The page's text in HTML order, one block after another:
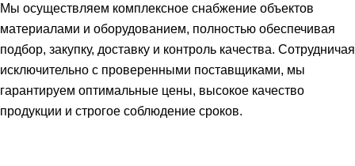
Мы осуществляем комплексное снабжение объектов
материалами и оборудованием, полностью обеспечивая
подбор, закупку, доставку и контроль качества. Сотрудничая
исключительно с проверенными поставщиками, мы
гарантируем оптимальные цены, высокое качество
продукции и строгое соблюдение сроков.